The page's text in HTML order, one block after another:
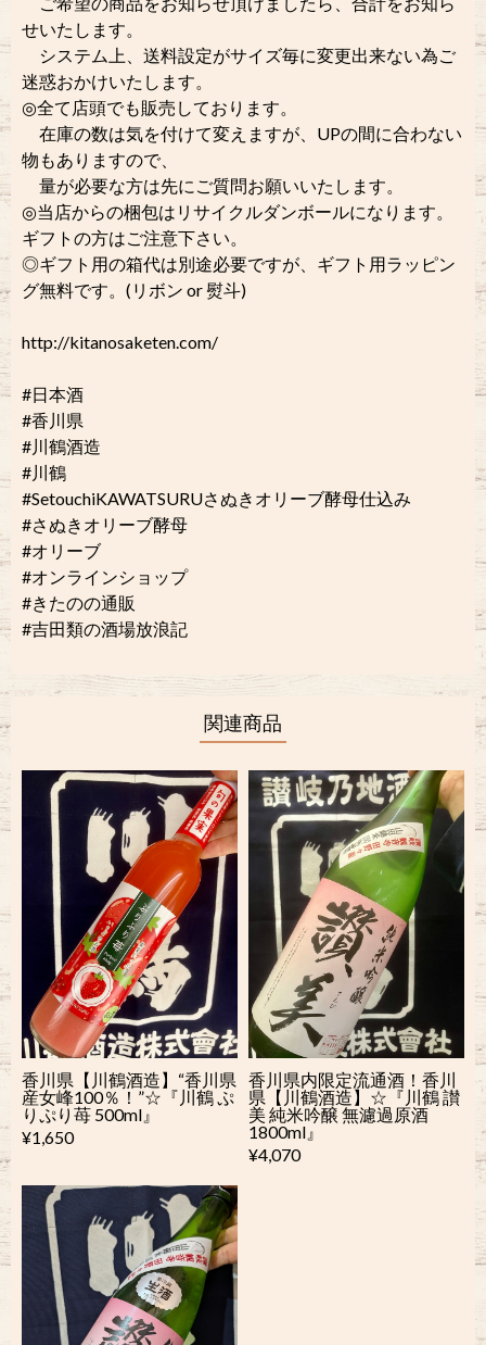
せいたします。
システム上、送料設定がサイズ毎に変更出来ない為ご
迷惑おかけいたします。
◎全て店頭でも販売しております。
在庫の数は気を付けて変えますが、UPの間に合わない
物もありますので、
量が必要な方は先にご質問お願いいたします。
◎当店からの梱包はリサイクルダンボールになります。
ギフトの方はご注意下さい。
◎ギフト用の箱代は別途必要ですが、ギフト用ラッピン
グ無料です。(リボン or 熨斗)
http://kitanosaketen.com/
#日本酒
#香川県
#川鶴酒造
#川鶴
#SetouchiKAWATSURUさぬきオリーブ酵母仕込み
#さぬきオリーブ酵母
#オリーブ
#オンラインショップ
#きたのの通販
#吉田類の酒場放浪記
関連商品
香川県【川鶴酒造】“香川県
産女峰100％！”☆『川鶴 ぷ
りぷり苺 500ml』
¥1,650
香川県内限定流通酒！香川
県【川鶴酒造】☆『川鶴 讃
美 純米吟醸 無濾過原酒
1800ml』
¥4,070